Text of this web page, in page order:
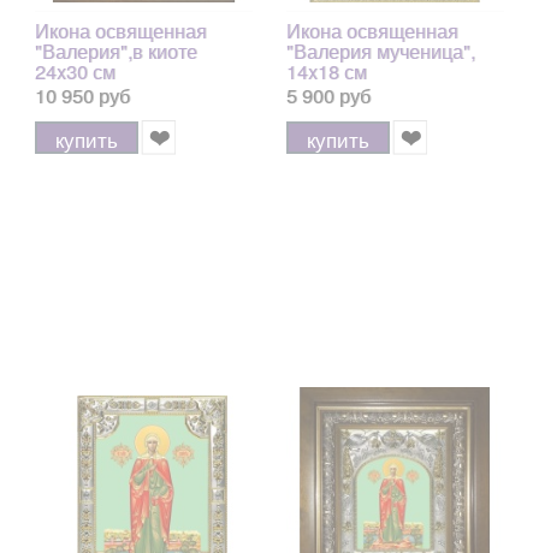
Икона освященная
"Валерия",в киоте
24x30 см
10 950 руб
купить
Икона освященная
"Валерия мученица",
14x18 см
5 900 руб
купить